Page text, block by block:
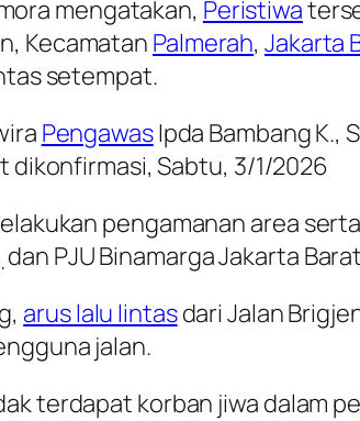
mengatakan, Peristiwa
Kecamatan Palmerah,Jakarta
setempat.
PengawasIpda Bambang K.,
dikonfirmasi, Sabtu, 3/1/2026
pengamanan area
dan PJU Binamarga Jakarta
arus lalu lintasdari Jalan
jalan.
terdapat korban jiwa dalam